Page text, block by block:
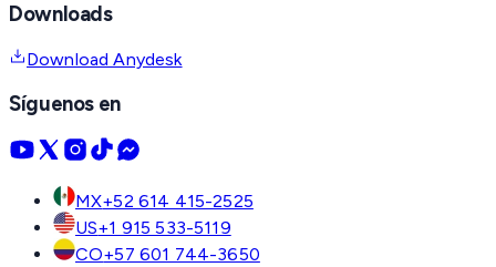
Downloads
Download Anydesk
Síguenos en
MX+52 614 415-2525
US+1 915 533-5119
CO+57 601 744-3650